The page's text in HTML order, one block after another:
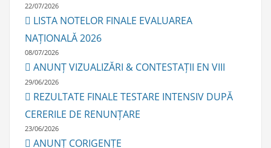
22/07/2026
LISTA NOTELOR FINALE EVALUAREA
NAȚIONALĂ 2026
08/07/2026
ANUNȚ VIZUALIZĂRI & CONTESTAȚII EN VIII
29/06/2026
REZULTATE FINALE TESTARE INTENSIV DUPĂ
CERERILE DE RENUNȚARE
23/06/2026
ANUNȚ CORIGENȚE